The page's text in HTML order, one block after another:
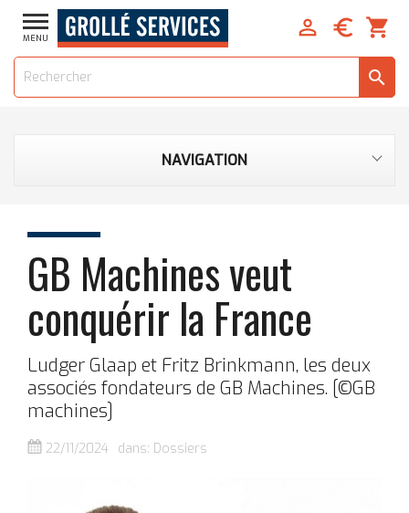
 shopping_cart

MENU
search
NAVIGATION
GB Machines veut
conquérir la France
Ludger Glaap et Fritz Brinkmann, les deux
associés fondateurs de GB Machines. [©GB
machines]
22/11/2024 dans: Dossiers